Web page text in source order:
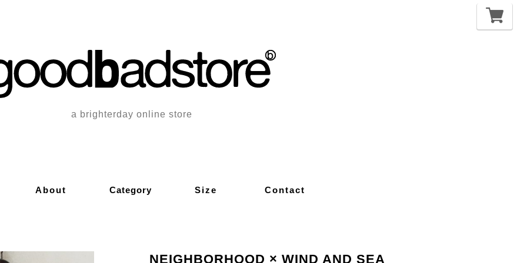
a brighterday online store
About Category Size Contact
NEIGHBORHOOD × WIND AND SEA